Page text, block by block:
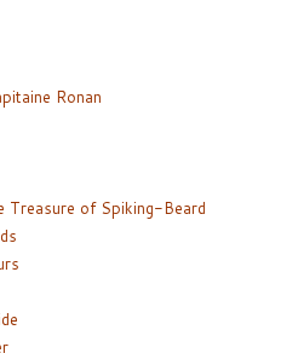
Ronan
Treasure of Spiking-Beard